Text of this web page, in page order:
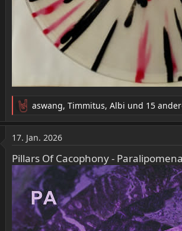
R
e
a
k
t
i
o
n
e
n
aswang, Timmitus, Albi und 15
17. Jan. 2026
Pillars Of Cacophony -